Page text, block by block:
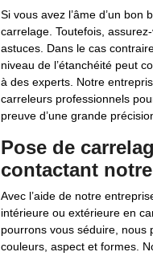
Si vous avez l’âme d’un
carrelage. Toutefois,
astuces. Dans le cas
niveau de l’étanchéité peut
à des experts. Notre
carreleurs professionnels
preuve d’une grande
Pose de
contactant
Avec l’aide de notre
intérieure ou extérieure en
pourrons vous séduire, nous
couleurs, aspect et formes.